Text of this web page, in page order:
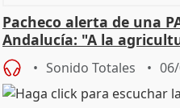
Pacheco alerta de una
Andalucía: "A la
Sonido Totales